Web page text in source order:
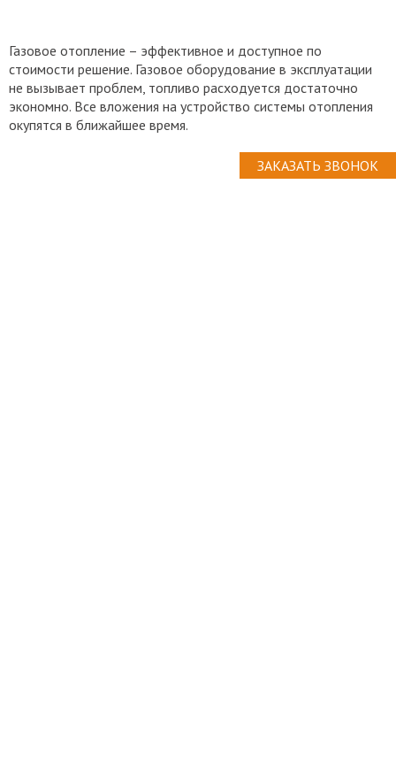
Газовое отопление – эффективное и доступное по
стоимости решение. Газовое оборудование в эксплуатации
не вызывает проблем, топливо расходуется достаточно
экономно. Все вложения на устройство системы отопления
окупятся в ближайшее время.
ЗАКАЗАТЬ ЗВОНОК